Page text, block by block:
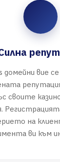
домейни вие
своите
на
ви към